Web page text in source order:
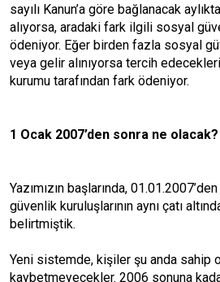
sayılı Kanun’a göre bağlanacak
alıyorsa, aradaki fark ilgili sosyal
ödeniyor. Eğer birden fazla sosyal
veya gelir alınıyorsa tercih
kurumu tarafından fark ödeniyor.
1 Ocak 2007’den sonra ne olacak?
Yazımızın başlarında,
güvenlik kuruluşlarının aynı çatı
belirtmiştik.
Yeni sistemde, kişiler şu anda sahip
kaybetmeyecekler. 2006 sonuna